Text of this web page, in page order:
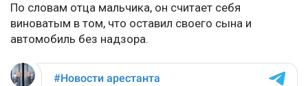
По словам отца мальчика, он считает себя
виноватым в том, что оставил своего сына и
автомобиль без надзора.